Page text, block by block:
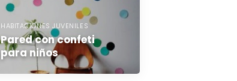
HABITACIONES JUVENILES
Pared con confeti
para niños